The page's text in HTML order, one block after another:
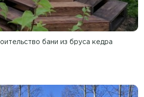
бани из бруса кедра